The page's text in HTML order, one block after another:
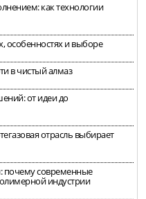
как технологии
особенностях и выборе
в чистый алмаз
от идеи до
отрасль выбирает
почему современные
индустрии